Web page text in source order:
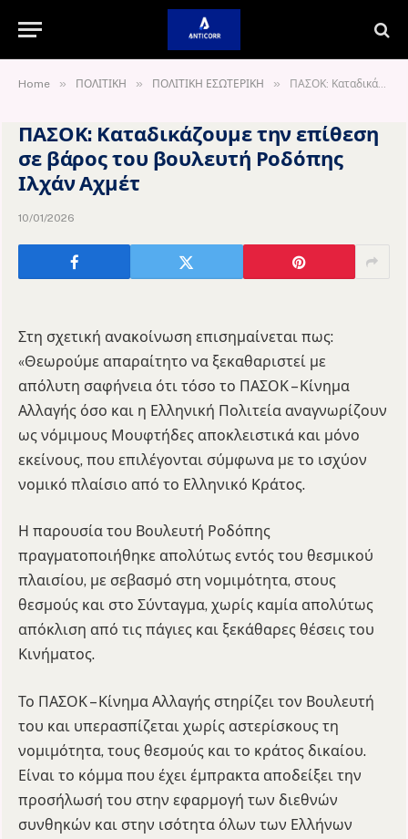
Home » ΠΟΛΙΤΙΚΗ » ΠΟΛΙΤΙΚΗ ΕΣΩΤΕΡΙΚΗ » ΠΑΣΟΚ: Καταδικάζουμε την επίθεση σε βάρος του βουλευτή Ροδόπης Ιλχάν Αχμέτ
ΠΑΣΟΚ: Καταδικάζουμε την επίθεση
σε βάρος του βουλευτή Ροδόπης
Ιλχάν Αχμέτ
10/01/2026
Στη σχετική ανακοίνωση επισημαίνεται πως:
«Θεωρούμε απαραίτητο να ξεκαθαριστεί με
απόλυτη σαφήνεια ότι τόσο το ΠΑΣΟΚ – Κίνημα
Αλλαγής όσο και η Ελληνική Πολιτεία αναγνωρίζουν
ως νόμιμους Μουφτήδες αποκλειστικά και μόνο
εκείνους, που επιλέγονται σύμφωνα με το ισχύον
νομικό πλαίσιο από το Ελληνικό Κράτος.
Η παρουσία του Βουλευτή Ροδόπης
πραγματοποιήθηκε απολύτως εντός του θεσμικού
πλαισίου, με σεβασμό στη νομιμότητα, στους
θεσμούς και στο Σύνταγμα, χωρίς καμία απολύτως
απόκλιση από τις πάγιες και ξεκάθαρες θέσεις του
Κινήματος.
Το ΠΑΣΟΚ – Κίνημα Αλλαγής στηρίζει τον Βουλευτή
του και υπερασπίζεται χωρίς αστερίσκους τη
νομιμότητα, τους θεσμούς και το κράτος δικαίου.
Είναι το κόμμα που έχει έμπρακτα αποδείξει την
προσήλωσή του στην εφαρμογή των διεθνών
συνθηκών και στην ισότητα όλων των Ελλήνων